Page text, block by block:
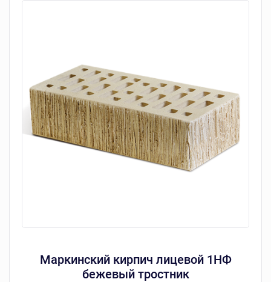
Маркинский кирпич лицевой 1НФ
бежевый тростник